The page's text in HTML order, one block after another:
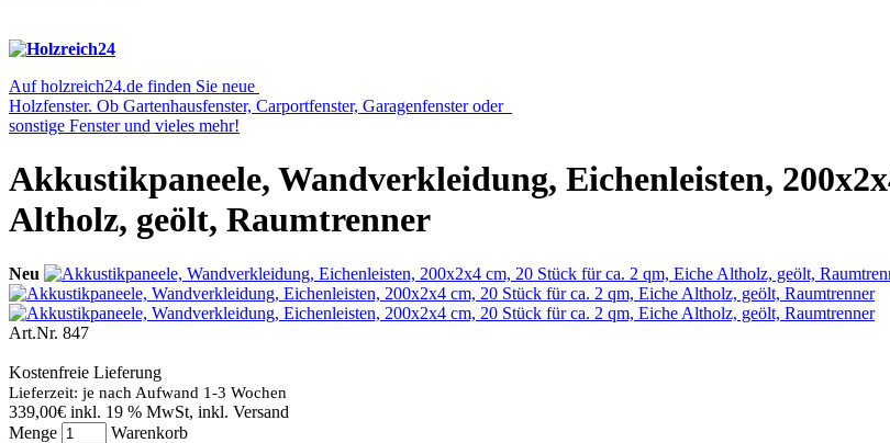
Auf holzreich24.de finden Sie neue
Holzfenster. Ob Gartenhausfenster, Carportfenster, Garagenfenster oder
sonstige Fenster und vieles mehr!
Akkustikpaneele, Wandverkleidung, Eichenleisten,
Altholz, geölt, Raumtrenner
Neu
Art.Nr. 847
Kostenfreie Lieferung
Lieferzeit: je nach Aufwand 1-3 Wochen
339,00€ inkl. 19 % MwSt, inkl. Versand
Menge
Warenkorb